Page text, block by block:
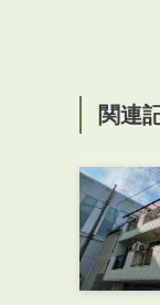
※音声
【受付時
関連